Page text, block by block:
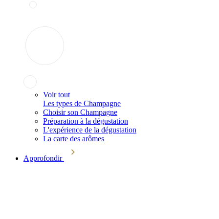
Voir tout
Les types de Champagne
Choisir son Champagne
Préparation à la dégustation
L'expérience de la dégustation
La carte des arômes
Approfondir